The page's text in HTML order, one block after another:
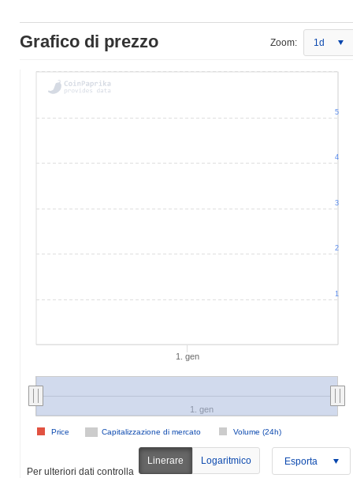
Grafico di prezzo Zoom: 1d
1. gen
Capitalizzazione di mercato Volume (24h)
Price
1. gen
1
2
3
4
5
Per ulteriori dati controlla
Linerare Logaritmico Esporta